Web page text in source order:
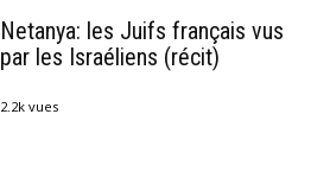
Netanya: les Juifs français vus
par les Israéliens (récit)
2.2k vues